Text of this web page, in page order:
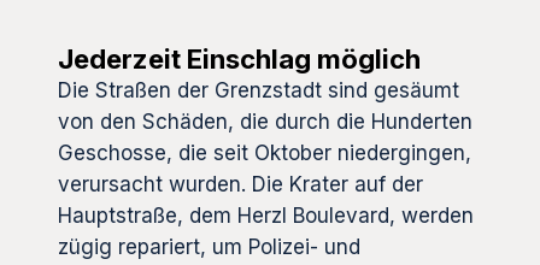
Jederzeit Einschlag möglich
Die Straßen der Grenzstadt sind gesäumt
von den Schäden, die durch die Hunderten
Geschosse, die seit Oktober niedergingen,
verursacht wurden. Die Krater auf der
Hauptstraße, dem Herzl Boulevard, werden
zügig repariert, um Polizei- und